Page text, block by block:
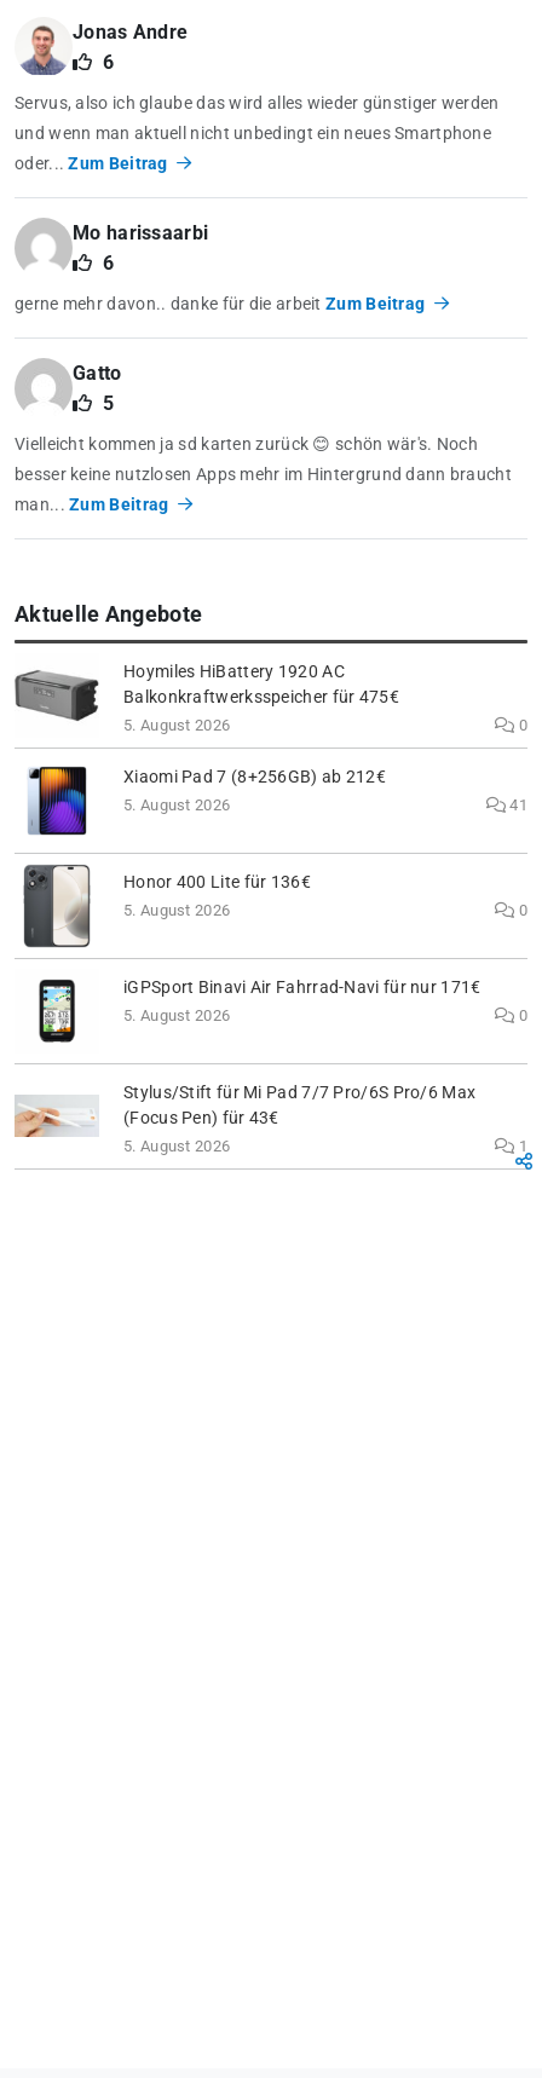
Jonas Andre
6
Servus, also ich glaube das wird alles wieder günstiger werden
und wenn man aktuell nicht unbedingt ein neues Smartphone
oder...Zum Beitrag
Mo harissaarbi
6
gerne mehr davon.. danke für die arbeit Zum Beitrag
Gatto
5
Vielleicht kommen ja sd karten zurück 😊 schön wär's. Noch
besser keine nutzlosen Apps mehr im Hintergrund dann braucht
man...Zum Beitrag
Aktuelle Angebote
Hoymiles HiBattery 1920 AC
Balkonkraftwerksspeicher für 475€
5. August 2026 0
Xiaomi Pad 7 (8+256GB) ab 212€
5. August 2026 41
Honor 400 Lite für 136€
5. August 2026 0
iGPSport Binavi Air Fahrrad-Navi für nur 171€
5. August 2026 0
Stylus/Stift für Mi Pad 7/7 Pro/6S Pro/6 Max
(Focus Pen) für 43€
5. August 2026 1